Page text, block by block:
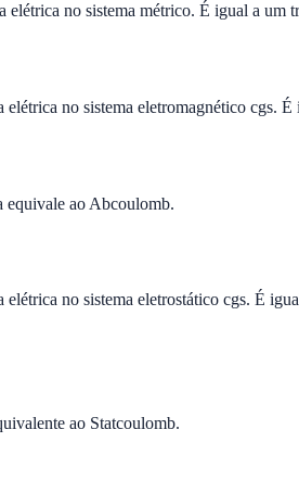
elétrica no sistema métrico. É igual a um
no sistema eletromagnético cgs.
equivale ao Abcoulomb.
no sistema eletrostático cgs. É
ao Statcoulomb.